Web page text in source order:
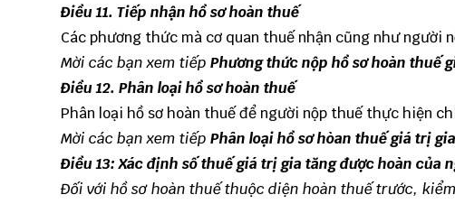
Điều 11. Tiếp nhận hồ sơ hoàn thuế
Các phương thức mà cơ quan thuế nhận cũng như người
Mời các bạn xem tiếp Phương thức nộp hồ sơ hoàn thuế
Điều 12. Phân loại hồ sơ hoàn thuế
Phân loại hồ sơ hoàn thuế để người nộp thuế thực hiện
Mời các bạn xem tiếp Phân loại hồ sơ hòan thuế giá trị
Điều 13:Xác địnhsố thuế giá trị gia tăng được hoàn của
Đối với hồ sơ hoàn thuế thuộc diện hoàn thuế trước,